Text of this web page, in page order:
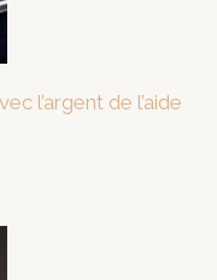
l’argent de l’aide